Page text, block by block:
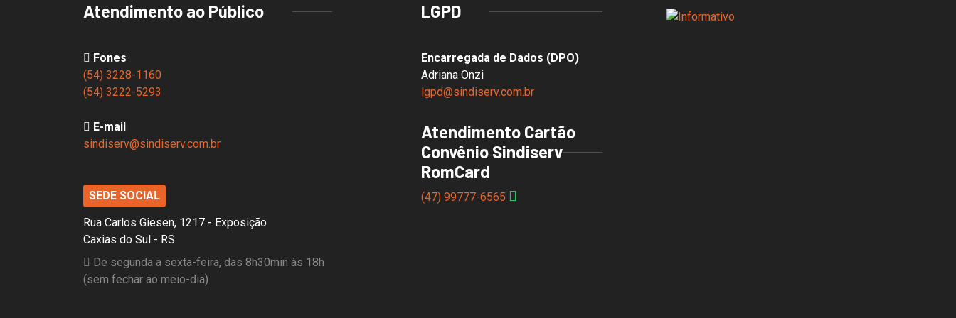
Atendimento ao Público
Fones
(54) 3228-1160
(54) 3222-5293
E-mail
sindiserv@sindiserv.com.br
SEDE SOCIAL
Rua Carlos Giesen, 1217 - Exposição
Caxias do Sul - RS
De segunda a sexta-feira, das 8h30min às 18h
(sem fechar ao meio-dia)
LGPD
Encarregada de Dados (DPO)
Adriana Onzi
lgpd@sindiserv.com.br
Atendimento Cartão
Convênio Sindiserv
RomCard
(47) 99777-6565